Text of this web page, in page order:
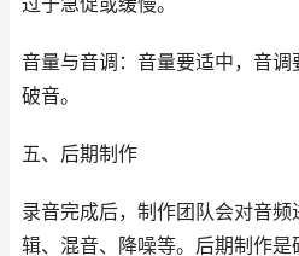
音量与音调：音量要适中，音
破音。
五、后期制作
录音完成后，制作团队会对音
辑、混音、降噪等。后期制作